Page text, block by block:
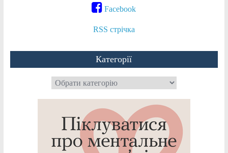
Facebook
RSS стрічка
Категорії
Категорії